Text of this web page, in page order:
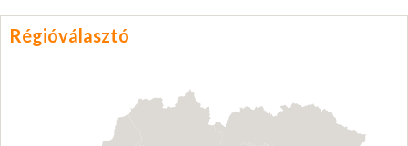
Régióválasztó